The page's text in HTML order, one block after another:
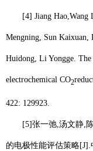
[4] Jiang Hao, Wang
Mengning, Sun Kaixuan,
Huidong, Li Yongge.
electrochemical CO2
422: 129923.
[5]张一弛,汤文静,
的电极性能评估策略[J].